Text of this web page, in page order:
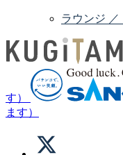
ラウンジ ／
す）
ます）